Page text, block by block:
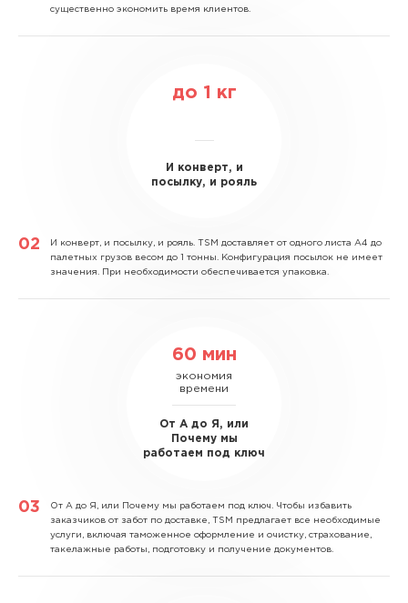
существенно экономить время клиентов.
до 1 кг
И конверт, и
посылку, и рояль
И конверт, и посылку, и рояль. TSM доставляет от одного листа А4 до
палетных грузов весом до 1 тонны. Конфигурация посылок не имеет
значения. При необходимости обеспечивается упаковка.
60 мин
экономия
времени
От А до Я, или
Почему мы
работаем под ключ
От А до Я, или Почему мы работаем под ключ. Чтобы избавить
заказчиков от забот по доставке, TSM предлагает все необходимые
услуги, включая таможенное оформление и очистку, страхование,
такелажные работы, подготовку и получение документов.